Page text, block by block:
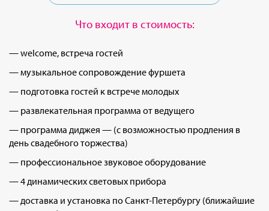
Что входит в стоимость:
— welcome, встреча гостей
— музыкальное сопровождение фуршета
— подготовка гостей к встрече молодых
— развлекательная программа от ведущего
— программа диджея — (с возможностью продления в
день свадебного торжества)
— профессиональное звуковое оборудование
— 4 динамических световых прибора
— доставка и установка по Санкт-Петербургу (ближайшие